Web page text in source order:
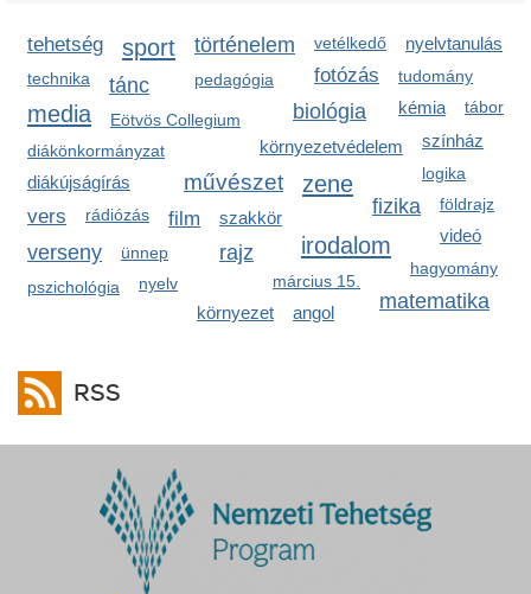
tehetség sport történelem vetélkedő nyelvtanulás
fotózás tudomány
pedagógia
technika tánc
kémia
biológia
media Eötvös Collegium
környezetvédelem színház
diákönkormányzat
művészet logika
zene
diákújságírás
fizika földrajz
vers rádiózás film szakkör
tábor
irodalom videó
verseny rajz
ünnep
hagyomány
március 15.
pszichológia nyelv
matematika
környezet angol
RSS